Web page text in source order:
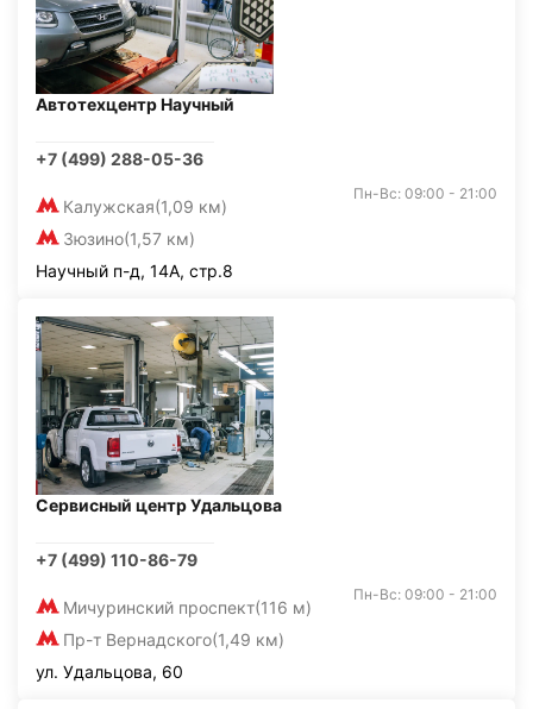
Автотехцентр Научный
+7 (499) 288-05-36
Калужская(1,09 км)
Зюзино(1,57 км)
Пн-Вс: 09:00 - 21:00
Научный п-д, 14А, стр.8
Сервисный центр Удальцова
+7 (499) 110-86-79
Мичуринский проспект(116 м)
Пр-т Вернадского(1,49 км)
Пн-Вс: 09:00 - 21:00
ул. Удальцова, 60